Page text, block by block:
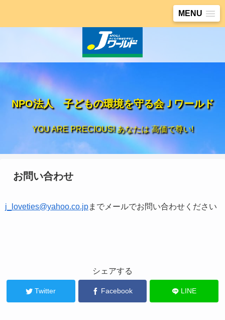
MENU
NPO法人 子どもの環境を守る会Ｊワールド
YOU ARE PRECIOUS! あなたは 高価で尊い!
お問い合わせ
j_loveties@yahoo.co.jpまでメールでお問い合わせください
シェアする
Twitter Facebook LINE